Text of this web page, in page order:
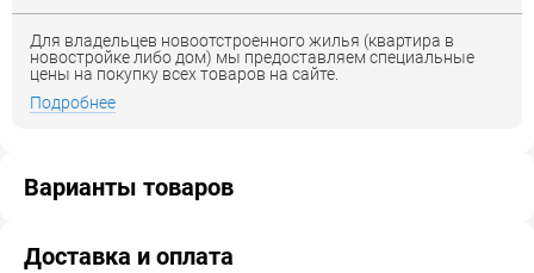
Для владельцев новоотстроенного жилья (квартира в
новостройке либо дом) мы предоставляем специальные
цены на покупку всех товаров на сайте.
Подробнее
Варианты товаров
Доставка и оплата